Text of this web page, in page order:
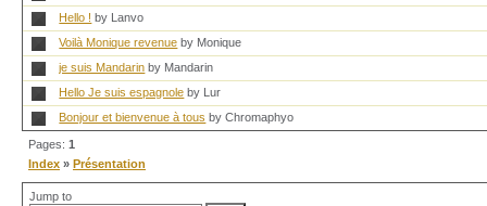
Hello ! by Lanvo
Voilà Monique revenue by Monique
je suis Mandarin by Mandarin
Hello Je suis espagnole by Lur
Bonjour et bienvenue à tous by Chromaphyo
Pages: 1
Index » Présentation
Jump to